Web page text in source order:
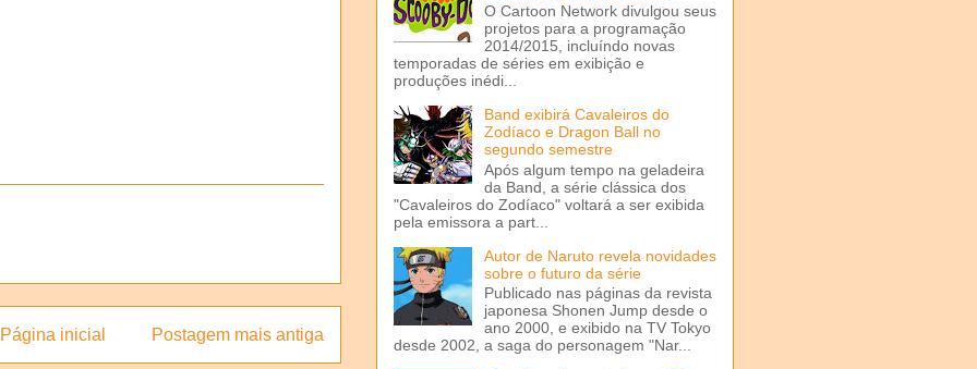
Postagem mais antiga
Página inicial
O Cartoon Network divulgou seus
projetos para a programação
2014/2015, incluíndo novas
temporadas de séries em exibição e
produções inédi...
Band exibirá Cavaleiros do
Zodíaco e Dragon Ball no
segundo semestre
Após algum tempo na geladeira
da Band, a série clássica dos
"Cavaleiros do Zodíaco" voltará a ser exibida
pela emissora a part...
Autor de Naruto revela novidades
sobre o futuro da série
Publicado nas páginas da revista
japonesa Shonen Jump desde o
ano 2000, e exibido na TV Tokyo
desde 2002, a saga do personagem "Nar...